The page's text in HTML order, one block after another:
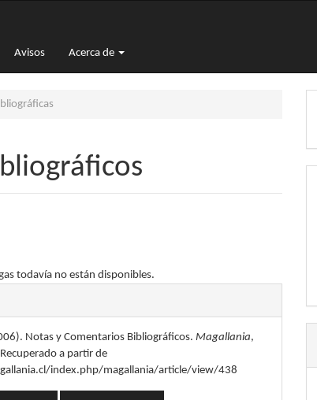
Avisos Acerca de
todavía no están disponibles.
Notas y Comentarios Bibliográficos.Magallania,
a partir de
index.php/magallania/article/view/438